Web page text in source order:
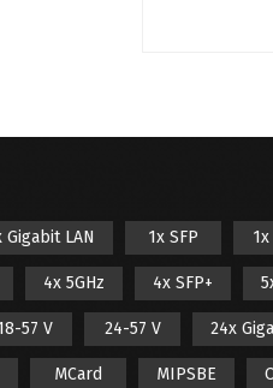
Gigabit LAN 1x SFP 1x
4x 5GHz 4x SFP+
57 V 24-57 V 24x
MCard MIPSBE